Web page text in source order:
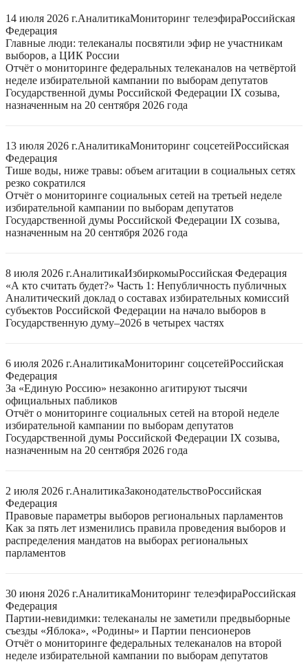
14 июля 2026 г.АналитикаМониторинг телеэфираРоссийская
Федерация
Главные люди: телеканалы посвятили эфир не участникам
выборов, а ЦИК России
Отчёт о мониторинге федеральных телеканалов на четвёртой
неделе избирательной кампании по выборам депутатов
Государственной думы Российской Федерации IX созыва,
назначенным на 20 сентября 2026 года
13 июля 2026 г.АналитикаМониторинг соцсетейРоссийская
Федерация
Тише воды, ниже травы: объем агитации в социальных сетях
резко сократился
Отчёт о мониторинге социальных сетей на третьей неделе
избирательной кампании по выборам депутатов
Государственной думы Российской Федерации IX созыва,
назначенным на 20 сентября 2026 года
8 июля 2026 г.АналитикаИзбиркомыРоссийская Федерация
«А кто считать будет?» Часть 1: Непубличность публичных
Аналитический доклад о составах избирательных комиссий
субъектов Российской Федерации на начало выборов в
Государственную думу–2026 в четырех частях
6 июля 2026 г.АналитикаМониторинг соцсетейРоссийская
Федерация
За «Единую Россию» незаконно агитируют тысячи
официальных пабликов
Отчёт о мониторинге социальных сетей на второй неделе
избирательной кампании по выборам депутатов
Государственной думы Российской Федерации IX созыва,
назначенным на 20 сентября 2026 года
2 июля 2026 г.АналитикаЗаконодательствоРоссийская
Федерация
Правовые параметры выборов региональных парламентов
Как за пять лет изменились правила проведения выборов и
распределения мандатов на выборах региональных
парламентов
30 июня 2026 г.АналитикаМониторинг телеэфираРоссийская
Федерация
Партии-невидимки: телеканалы не заметили предвыборные
съезды «Яблока», «Родины» и Партии пенсионеров
Отчёт о мониторинге федеральных телеканалов на второй
неделе избирательной кампании по выборам депутатов